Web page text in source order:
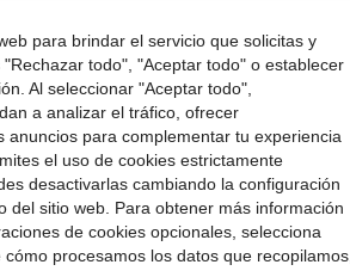
Útil (1)
para brindar el servicio que solicitas y
todo", "Aceptar todo" o establecer
Al seleccionar "Aceptar todo",
a analizar el tráfico, ofrecer
para complementar tu experiencia
el uso de cookies estrictamente
desactivarlas cambiando la configuración
sitio web. Para obtener más información
de cookies opcionales, selecciona
procesamos los datos que recopilamos,